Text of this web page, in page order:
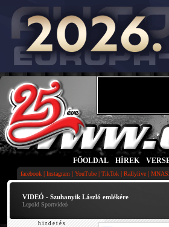
FŐOLDAL HÍREK
facebook | Instagram | YouTube | TikTok | Rallylive |
VIDEÓ - Szuhanyik László emlékére
Lepold Sportvideó
h i r d e t é s